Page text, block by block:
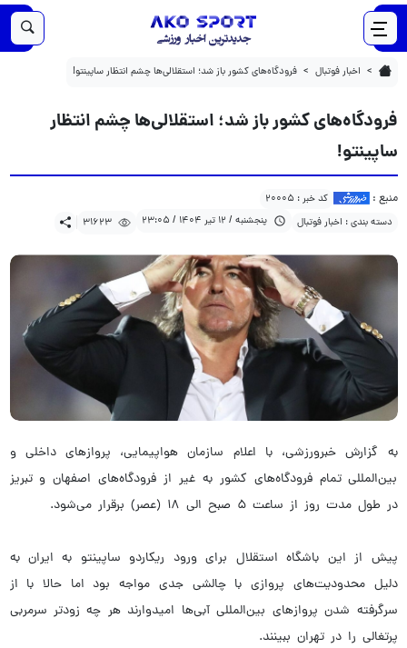
اخبار فوتبال فرودگاه‌های کشور باز شد؛ استقلالی‌ها چشم انتظار ساپینتو!
فرودگاه‌های کشور باز شد؛ استقلالی‌ها چشم انتظار ساپینتو! 31623
فرودگاه‌های کشور باز شد؛ استقلالی‌ها چشم انتظار
ساپینتو!
منبع :
کد خبر : 20005
دسته بندی : اخبار فوتبال
پنجشنبه / 12 تیر 1404 / 23:05 31623
به گزارش خبرورزشی، با اعلام سازمان هواپیمایی، پروازهای داخلی و
بین‌المللی تمام فرودگاه‌های کشور به غیر از فرودگاه‌های اصفهان و تبریز
در طول مدت روز از ساعت ۵ صبح الی ۱۸ (عصر) برقرار می‌شود.
پیش از این باشگاه استقلال برای ورود ریکاردو ساپینتو به ایران به
دلیل محدودیت‌های پروازی با چالشی جدی مواجه بود اما حالا با از
سرگرفته شدن پروازهای بین‌المللی آبی‌ها امیدوارند هر چه زودتر سرمربی
پرتغالی را در تهران ببینند.